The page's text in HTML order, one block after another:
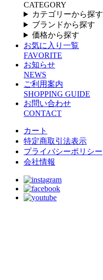
CATEGORY
カテゴリーから探す
ブランドから探す
価格から探す
お気に入り一覧
FAVORITE
お知らせ
NEWS
ご利用案内
SHOPPING GUIDE
お問い合わせ
CONTACT
カート
特定商取引法表示
プライバシーポリシー
会社情報